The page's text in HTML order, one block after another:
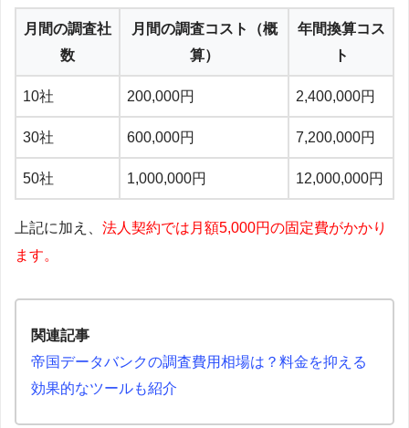
月間の調査社
数
月間の調査コスト（概
算）
年間換算コス
ト
10社 200,000円 2,400,000円
30社 600,000円 7,200,000円
50社 1,000,000円 12,000,000円
上記に加え、 法人契約では月額5,000円の固定費がかかり
ます。
関連記事
帝国データバンクの調査費用相場は？料金を抑える
効果的なツールも紹介